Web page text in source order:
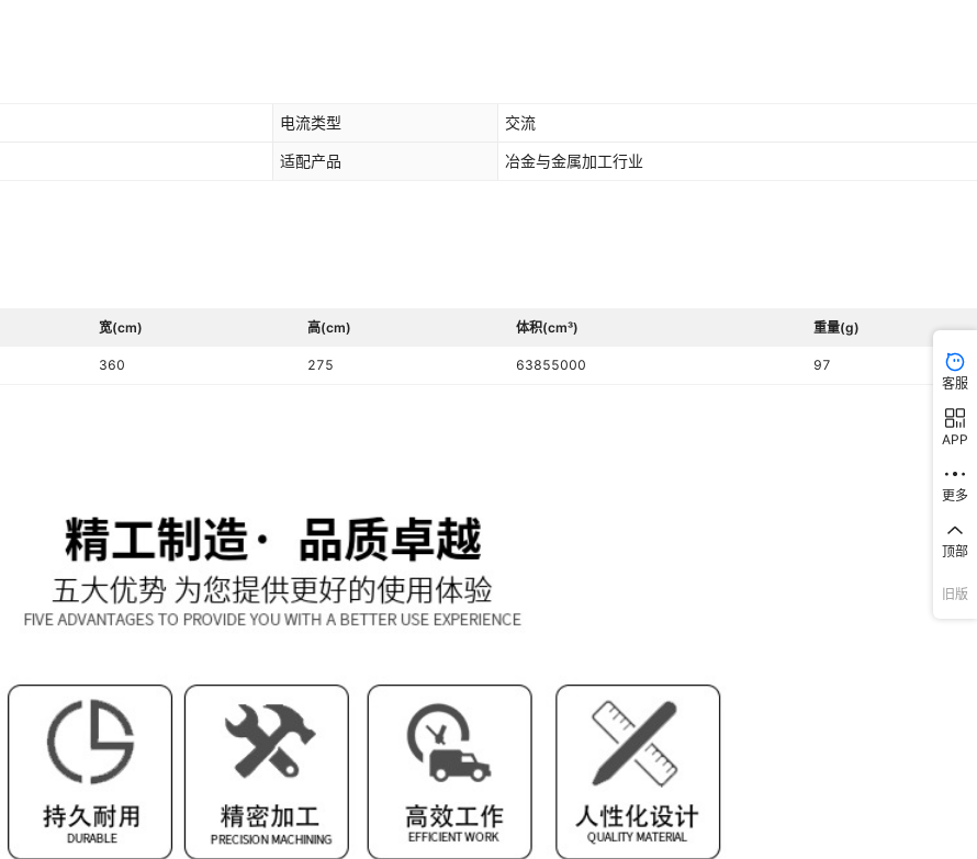
电流类型 交流
适配产品 冶金与金属加工行业
宽(cm) 高(cm) 体积(cm³) 重量(g)
360 275 63855000 97
客服
APP
更多
顶部
旧版